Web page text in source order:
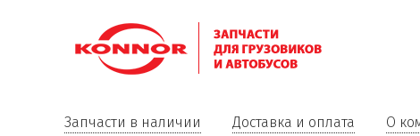
Запчасти в наличии Доставка и оплата О